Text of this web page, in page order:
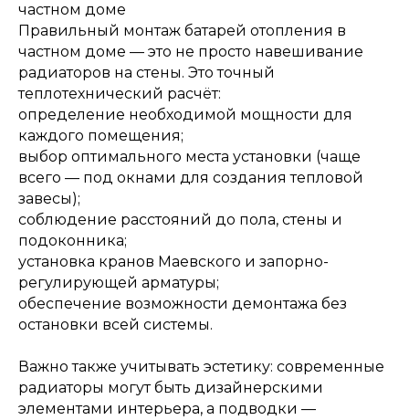
частном доме
Правильный монтаж батарей отопления в
частном доме — это не просто навешивание
радиаторов на стены. Это точный
теплотехнический расчёт:
определение необходимой мощности для
каждого помещения;
выбор оптимального места установки (чаще
всего — под окнами для создания тепловой
завесы);
соблюдение расстояний до пола, стены и
подоконника;
установка кранов Маевского и запорно-
регулирующей арматуры;
обеспечение возможности демонтажа без
остановки всей системы.
Важно также учитывать эстетику: современные
радиаторы могут быть дизайнерскими
элементами интерьера, а подводки —
ОСТАЛИСЬ ВОПРОСЫ?
Отправьте заявку и мы
насколько это возможно